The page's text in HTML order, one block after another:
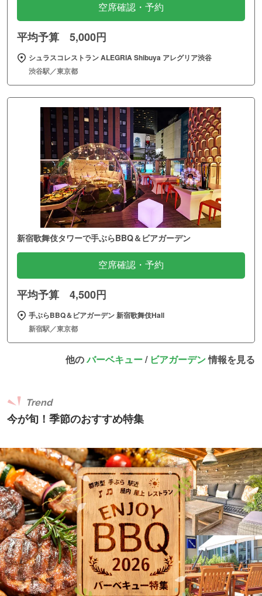
空席確認・予約
平均予算 5,000円
シュラスコレストラン ALEGRIA Shibuya アレグリア渋谷
渋谷駅／東京都
新宿歌舞伎タワーで手ぶらBBQ＆ビアガーデン
空席確認・予約
平均予算 4,500円
手ぶらBBQ＆ビアガーデン 新宿歌舞伎Hall
新宿駅／東京都
他のバーベキュー/ ビアガーデン情報を見る
今が旬！季節のおすすめ特集
Trend